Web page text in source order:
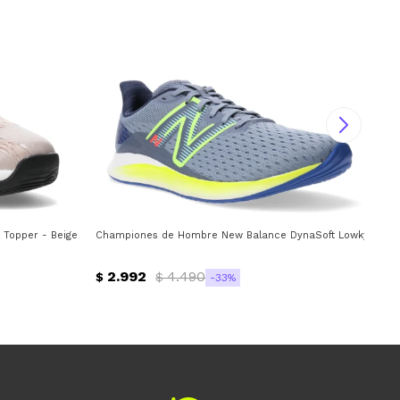
- Beige - Negro - Rosado Coral
Championes de Hombre New Balance DynaSoft Lowky RC
$ 2.992 $ 4.490 33